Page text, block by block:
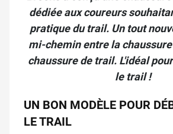
dédiée aux coureurs
pratique du trail. Un tout
mi-chemin entre la
chaussure de trail. L'idéal
le trail !
UN BON MODÈLE POUR
LE TRAIL